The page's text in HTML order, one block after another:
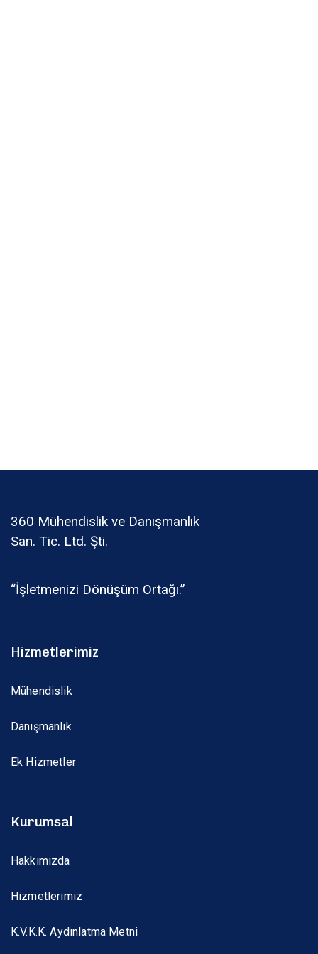
360 Mühendislik ve Danışmanlık
San. Tic. Ltd. Şti.
“İşletmenizi Dönüşüm Ortağı.”
Hizmetlerimiz
Mühendislik
Danışmanlık
Ek Hizmetler
Kurumsal
Hakkımızda
Hizmetlerimiz
K.V.K.K. Aydınlatma Metni